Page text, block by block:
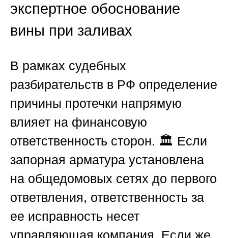
экспертное обоснование
вины при заливах
В рамках судебных
разбирательств в РФ определение
причины протечки напрямую
влияет на финансовую
ответственность сторон. 🏛️ Если
запорная арматура установлена
на общедомовых сетях до первого
ответвления, ответственность за
ее исправность несет
управляющая компания. Если же